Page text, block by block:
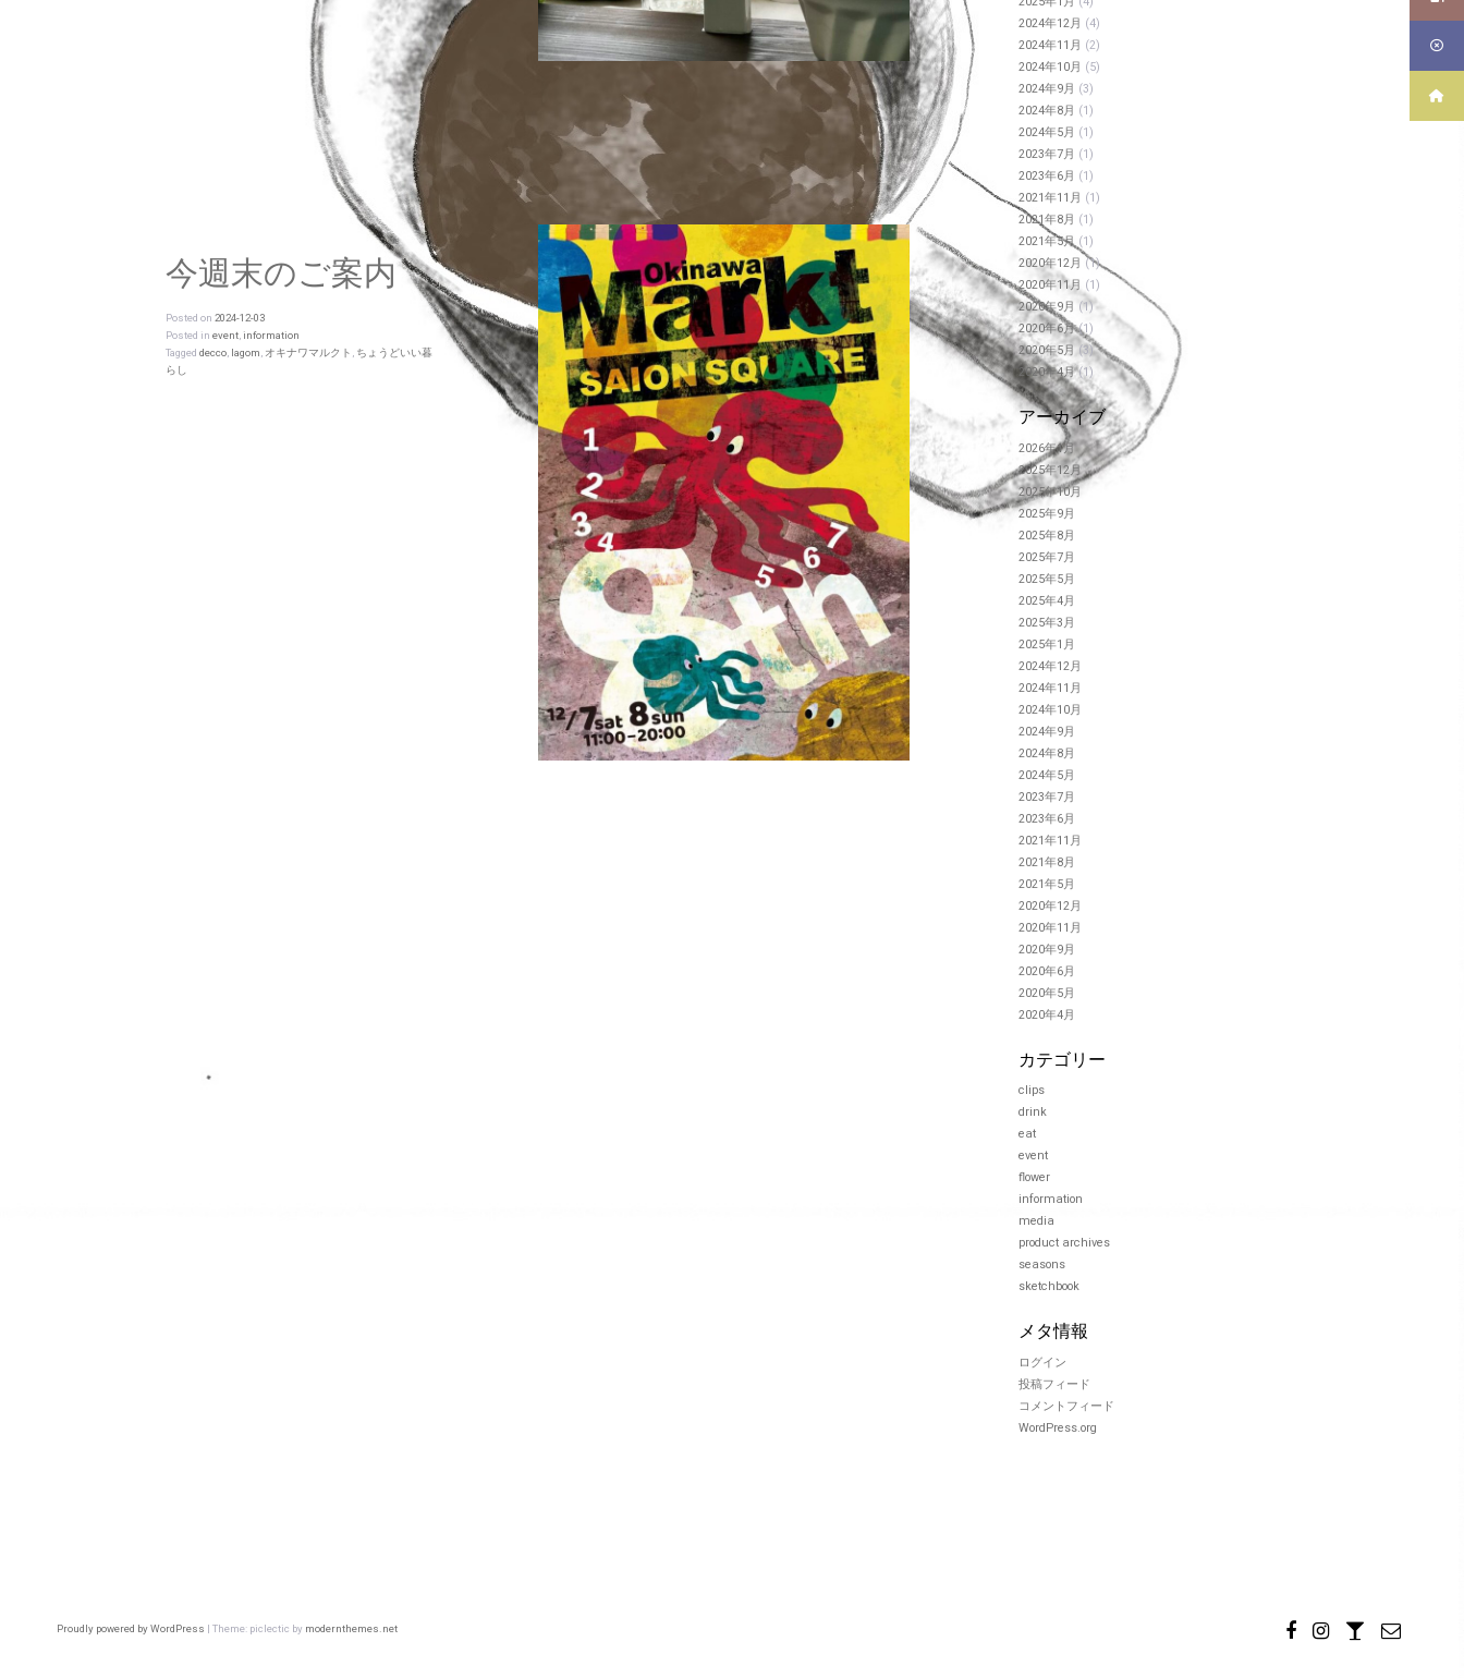
今週末のご案内
Posted on 2024-12-03
Posted in event, information
Tagged decco, lagom, オキナワマルクト , ちょうどいい暮
らし
2024年12月 (4)
2024年11月 (2)
2024年10月 (5)
2024年9月 (3)
2024年8月 (1)
2024年5月 (1)
2023年7月 (1)
2023年6月 (1)
2021年11月 (1)
2021年8月 (1)
2021年5月(1)
2020年12月 (1)
2020年11月 (1)
2020年9月 (1)
2020年6月(1)
2020年5月 (3)
2020年4月(1)
アーカイブ
2026年1月
2025年12月
2025年10月
2025年9月
2025年8月
2025年7月
2025年5月
2025年4月
2025年3月
2025年1月
2024年12月
2024年11月
2024年10月
2024年9月
2024年8月
2024年5月
2023年7月
2023年6月
2021年11月
2021年8月
2021年5月
2020年12月
2020年11月
2020年9月
2020年6月
2020年5月
2020年4月
カテゴリー
clips
drink
eat
event
flower
information
media
product archives
seasons
sketchbook
メタ情報
ログイン
投稿フィード
コメントフィード
WordPress.org
Proudly powered by WordPress | Theme: piclectic by modernthemes.net